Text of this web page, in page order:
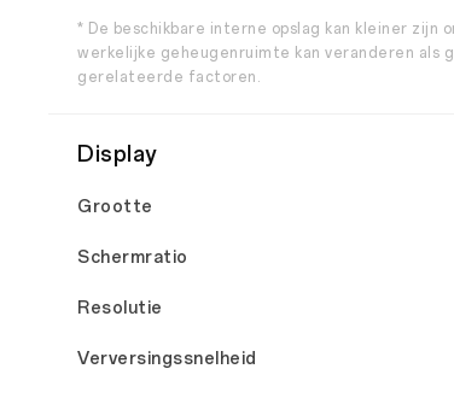
* De beschikbare interne opslag kan kleiner zijn
werkelijke geheugenruimte kan veranderen als
gerelateerde factoren.
Display
Grootte
Schermratio
Resolutie
Verversingssnelheid